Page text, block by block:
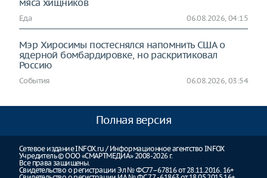
Еда 06.08.2026, 04:15
Мэр Хиросимы постеснялся напомнить США о
ядерной бомбардировке, но раскритиковал
Россию
События 06.08.2026, 03:54
Полная версия
Сетевое издание INFOX.ru / Информационное агентство INFOX
Учредитель © ООО «СМАРТМЕДИА» 2008-2026 г.
Все права защищены.
Свидетельство о регистрации Эл № ФС77–67816 от 28.11.2016. 16+